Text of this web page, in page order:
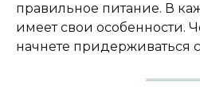
правильное питание. В
имеет свои особенности.
начнете придерживаться